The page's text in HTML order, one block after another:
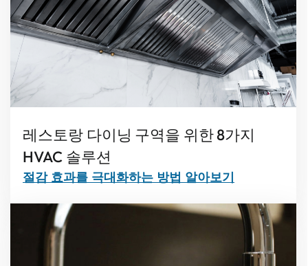
레스토랑 다이닝 구역을 위한 8가지
HVAC 솔루션
절감 효과를 극대화하는 방법 알아보기